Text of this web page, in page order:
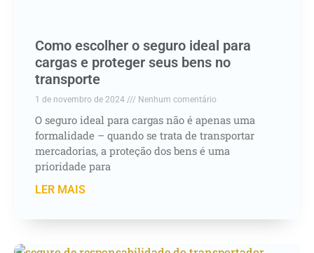
Como escolher o seguro ideal para
cargas e proteger seus bens no
transporte
1 de novembro de 2024 Nenhum comentário
O seguro ideal para cargas não é apenas uma
formalidade – quando se trata de transportar
mercadorias, a proteção dos bens é uma
prioridade para
LER MAIS